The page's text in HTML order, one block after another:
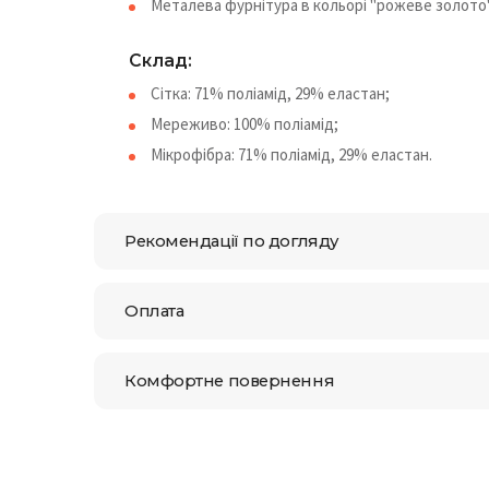
Металева фурнітура в кольорі "рожеве
Склад:
Сітка: 71% поліамід, 29% еластан;
Мереживо: 100% поліамід;
Мікрофібра: 71% поліамід, 29% еластан.
Рекомендації по догляду
Оплата
Комфортне повернення